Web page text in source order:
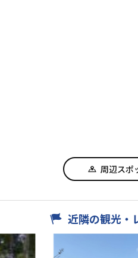
周辺スポ
近隣の観光・